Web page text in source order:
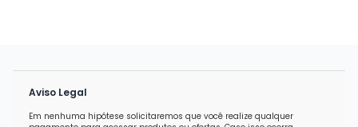
Aviso Legal
Em nenhuma hipótese solicitaremos que você realize qualquer